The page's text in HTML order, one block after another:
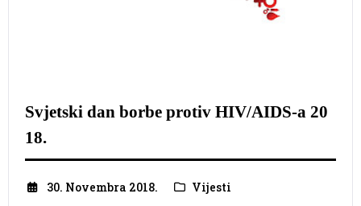
Svjetski dan borbe protiv HIV/AIDS-a 20
18.
30. Novembra 2018. Vijesti